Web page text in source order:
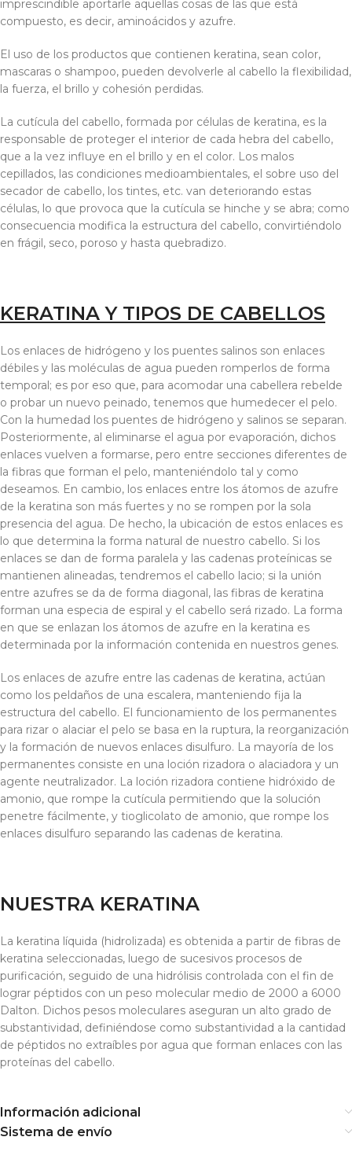
imprescindible aportarle aquellas cosas de las que está
compuesto, es decir, aminoácidos y azufre.
El uso de los productos que contienen keratina, sean color,
mascaras o shampoo, pueden devolverle al cabello la flexibilidad,
la fuerza, el brillo y cohesión perdidas.
La cutícula del cabello, formada por células de keratina, es la
responsable de proteger el interior de cada hebra del cabello,
que a la vez influye en el brillo y en el color. Los malos
cepillados, las condiciones medioambientales, el sobre uso del
secador de cabello, los tintes, etc. van deteriorando estas
células, lo que provoca que la cutícula se hinche y se abra; como
consecuencia modifica la estructura del cabello, convirtiéndolo
en frágil, seco, poroso y hasta quebradizo.
KERATINA Y TIPOS DE CABELLOS
Los enlaces de hidrógeno y los puentes salinos son enlaces
débiles y las moléculas de agua pueden romperlos de forma
temporal; es por eso que, para acomodar una cabellera rebelde
o probar un nuevo peinado, tenemos que humedecer el pelo.
Con la humedad los puentes de hidrógeno y salinos se separan.
Posteriormente, al eliminarse el agua por evaporación, dichos
enlaces vuelven a formarse, pero entre secciones diferentes de
la fibras que forman el pelo, manteniéndolo tal y como
deseamos. En cambio, los enlaces entre los átomos de azufre
de la keratina son más fuertes y no se rompen por la sola
presencia del agua. De hecho, la ubicación de estos enlaces es
lo que determina la forma natural de nuestro cabello. Si los
enlaces se dan de forma paralela y las cadenas proteínicas se
mantienen alineadas, tendremos el cabello lacio; si la unión
entre azufres se da de forma diagonal, las fibras de keratina
forman una especia de espiral y el cabello será rizado. La forma
en que se enlazan los átomos de azufre en la keratina es
determinada por la información contenida en nuestros genes.
Los enlaces de azufre entre las cadenas de keratina, actúan
como los peldaños de una escalera, manteniendo fija la
estructura del cabello. El funcionamiento de los permanentes
para rizar o alaciar el pelo se basa en la ruptura, la reorganización
y la formación de nuevos enlaces disulfuro. La mayoría de los
permanentes consiste en una loción rizadora o alaciadora y un
agente neutralizador. La loción rizadora contiene hidróxido de
amonio, que rompe la cutícula permitiendo que la solución
penetre fácilmente, y tioglicolato de amonio, que rompe los
enlaces disulfuro separando las cadenas de keratina.
NUESTRA KERATINA
La keratina líquida (hidrolizada) es obtenida a partir de fibras de
keratina seleccionadas, luego de sucesivos procesos de
purificación, seguido de una hidrólisis controlada con el fin de
lograr péptidos con un peso molecular medio de 2000 a 6000
Dalton. Dichos pesos moleculares aseguran un alto grado de
substantividad, definiéndose como substantividad a la cantidad
de péptidos no extraíbles por agua que forman enlaces con las
proteínas del cabello.
Información adicional
Sistema de envío